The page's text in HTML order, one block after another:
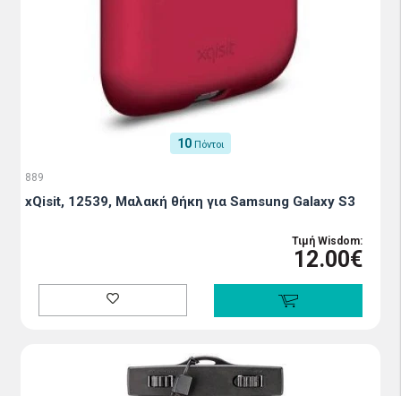
10 Πόντοι
889
xQisit, 12539, Μαλακή θήκη για Samsung Galaxy S3
Τιμή Wisdom:
12.00€